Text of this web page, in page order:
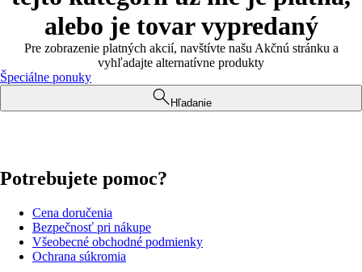
alebo je tovar vypredaný
Pre zobrazenie platných akcií, navštívte našu Akčnú stránku a
vyhľadajte alternatívne produkty
Špeciálne ponuky
Hľadanie
Potrebujete pomoc?
Cena doručenia
Bezpečnosť pri nákupe
Všeobecné obchodné podmienky
Ochrana súkromia